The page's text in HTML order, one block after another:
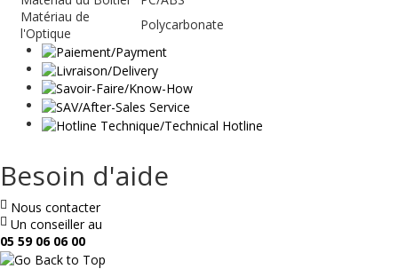
Matériau de
l'Optique
Polycarbonate
Besoin d'aide
Nous contacter
Un conseiller au
05 59 06 06 00